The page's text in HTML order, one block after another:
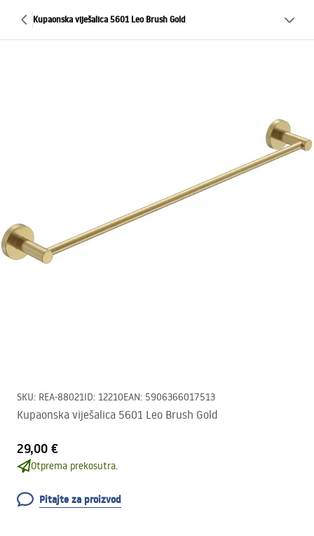
Kupaonska viješalica 5601 Leo Brush Gold
SKU: REA-88021ID: 12210EAN: 5906366017513
Kupaonska viješalica 5601 Leo Brush Gold
29,00 €
Otprema prekosutra.
Pitajte za proizvod